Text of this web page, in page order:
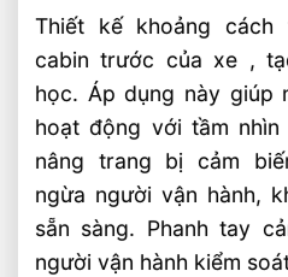
Thiết kế khoảng
cabin trước của xe ,
học. Áp dụng này giúp
hoạt động với tầm
nâng trang bị cảm
ngừa người vận hành,
sẵn sàng. Phanh tay
người vận hành kiểm